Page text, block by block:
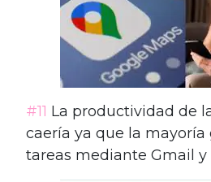
#11 La productividad de
caería ya que la mayoría
tareas mediante Gmail y